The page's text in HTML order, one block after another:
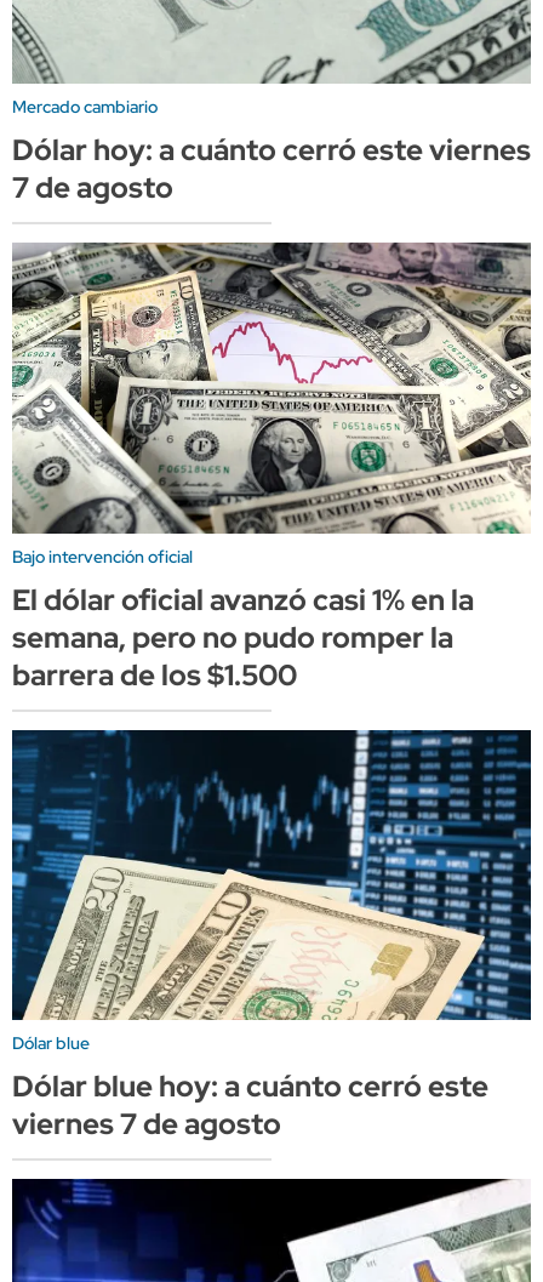
Mercado cambiario
Dólar hoy: a cuánto cerró este viernes
7 de agosto
Bajo intervención oficial
El dólar oficial avanzó casi 1% en la
semana, pero no pudo romper la
barrera de los $1.500
Dólar blue
Dólar blue hoy: a cuánto cerró este
viernes 7 de agosto